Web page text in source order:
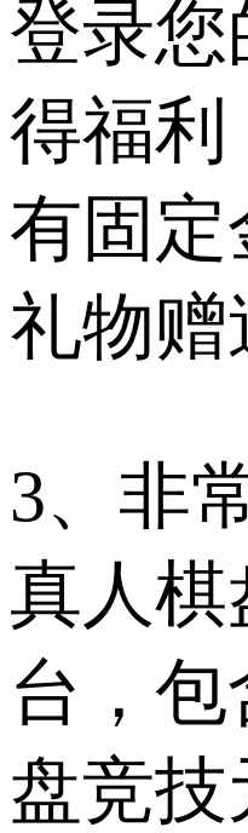
登录您
得福利
有固定
礼物赠
3、非
真人棋
台，
盘竞